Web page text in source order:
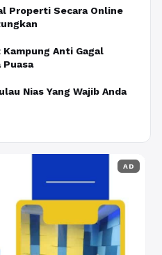
Properti Secara Online
Anti Gagal
Nias Yang Wajib Anda
AD